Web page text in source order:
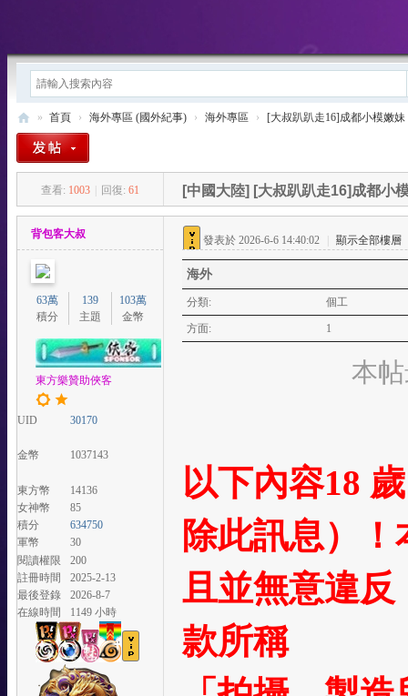
方
T
» 首頁 › 海外專區 (國外紀事) › 海外專區 › [大叔趴趴走16]成都小模嫩妹
查看: 1003 回復: 61 [中國大陸] [大叔趴趴走16]成都小
背包客大叔
63萬
積分
139
主題
103萬
金幣
東方樂贊助俠客
UID 30170
金幣 1037143
東方幣
14136
女神幣
85
積分
634750
軍幣
30
閱讀權限
200
註冊時間
2025-2-13
最後登錄
2026-8-7
在線時間
1149 小時
發表於 2026-6-6 14:40:02 顯示全部樓層
海外
分類: 個工
方面: 1
本
以下內容18
除此訊息）
且並無意違反
款所稱